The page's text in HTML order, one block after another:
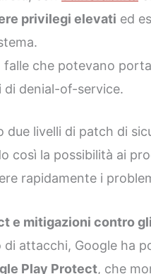
privilegi elevati ed
falle che potevano
di denial-of-service.
due livelli di patch di
così la possibilità ai
rapidamente i
e mitigazioni contro
di attacchi, Google ha
Play Protect, che